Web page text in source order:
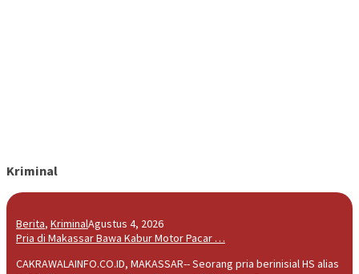
Kriminal
Berita, KriminalAgustus 4, 2026
Pria di Makassar Bawa Kabur Motor Pacar …
CAKRAWALAINFO.CO.ID, MAKASSAR-- Seorang pria berinisial HS alias